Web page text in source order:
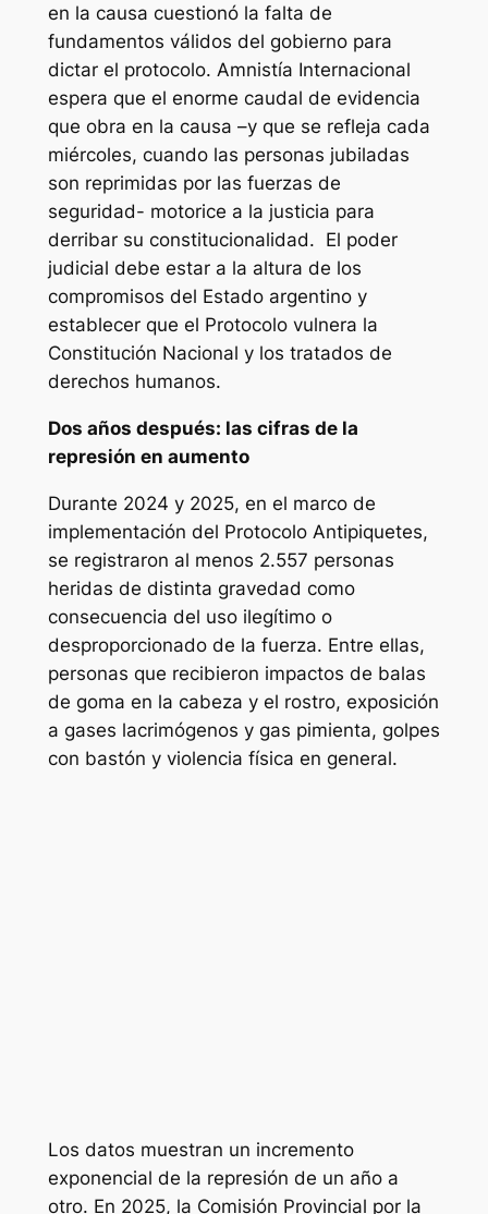
en la causa cuestionó la falta de
fundamentos válidos del gobierno para
dictar el protocolo. Amnistía Internacional
espera que el enorme caudal de evidencia
que obra en la causa –y que se refleja cada
miércoles, cuando las personas jubiladas
son reprimidas por las fuerzas de
seguridad- motorice a la justicia para
derribar su constitucionalidad. El poder
judicial debe estar a la altura de los
compromisos del Estado argentino y
establecer que el Protocolo vulnera la
Constitución Nacional y los tratados de
derechos humanos.
Dos años después: las cifras de la
represión en aumento
Durante 2024 y 2025, en el marco de
implementación del Protocolo Antipiquetes,
se registraron al menos 2.557 personas
heridas de distinta gravedad como
consecuencia del uso ilegítimo o
desproporcionado de la fuerza. Entre ellas,
personas que recibieron impactos de balas
de goma en la cabeza y el rostro, exposición
a gases lacrimógenos y gas pimienta, golpes
con bastón y violencia física en general.
Los datos muestran un incremento
exponencial de la represión de un año a
otro. En 2025, la Comisión Provincial por la